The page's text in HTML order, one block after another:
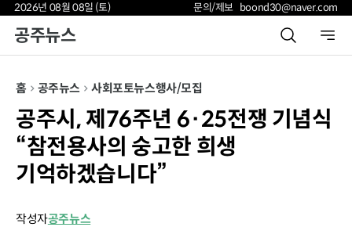
2026년 08월 08일 (토) 문의/제보 boond30@naver.com
공주뉴스
홈 공주뉴스 사회포토뉴스행사/모집
공주시, 제76주년 6·25전쟁 기념식
“참전용사의 숭고한 희생
기억하겠습니다”
작성자공주뉴스